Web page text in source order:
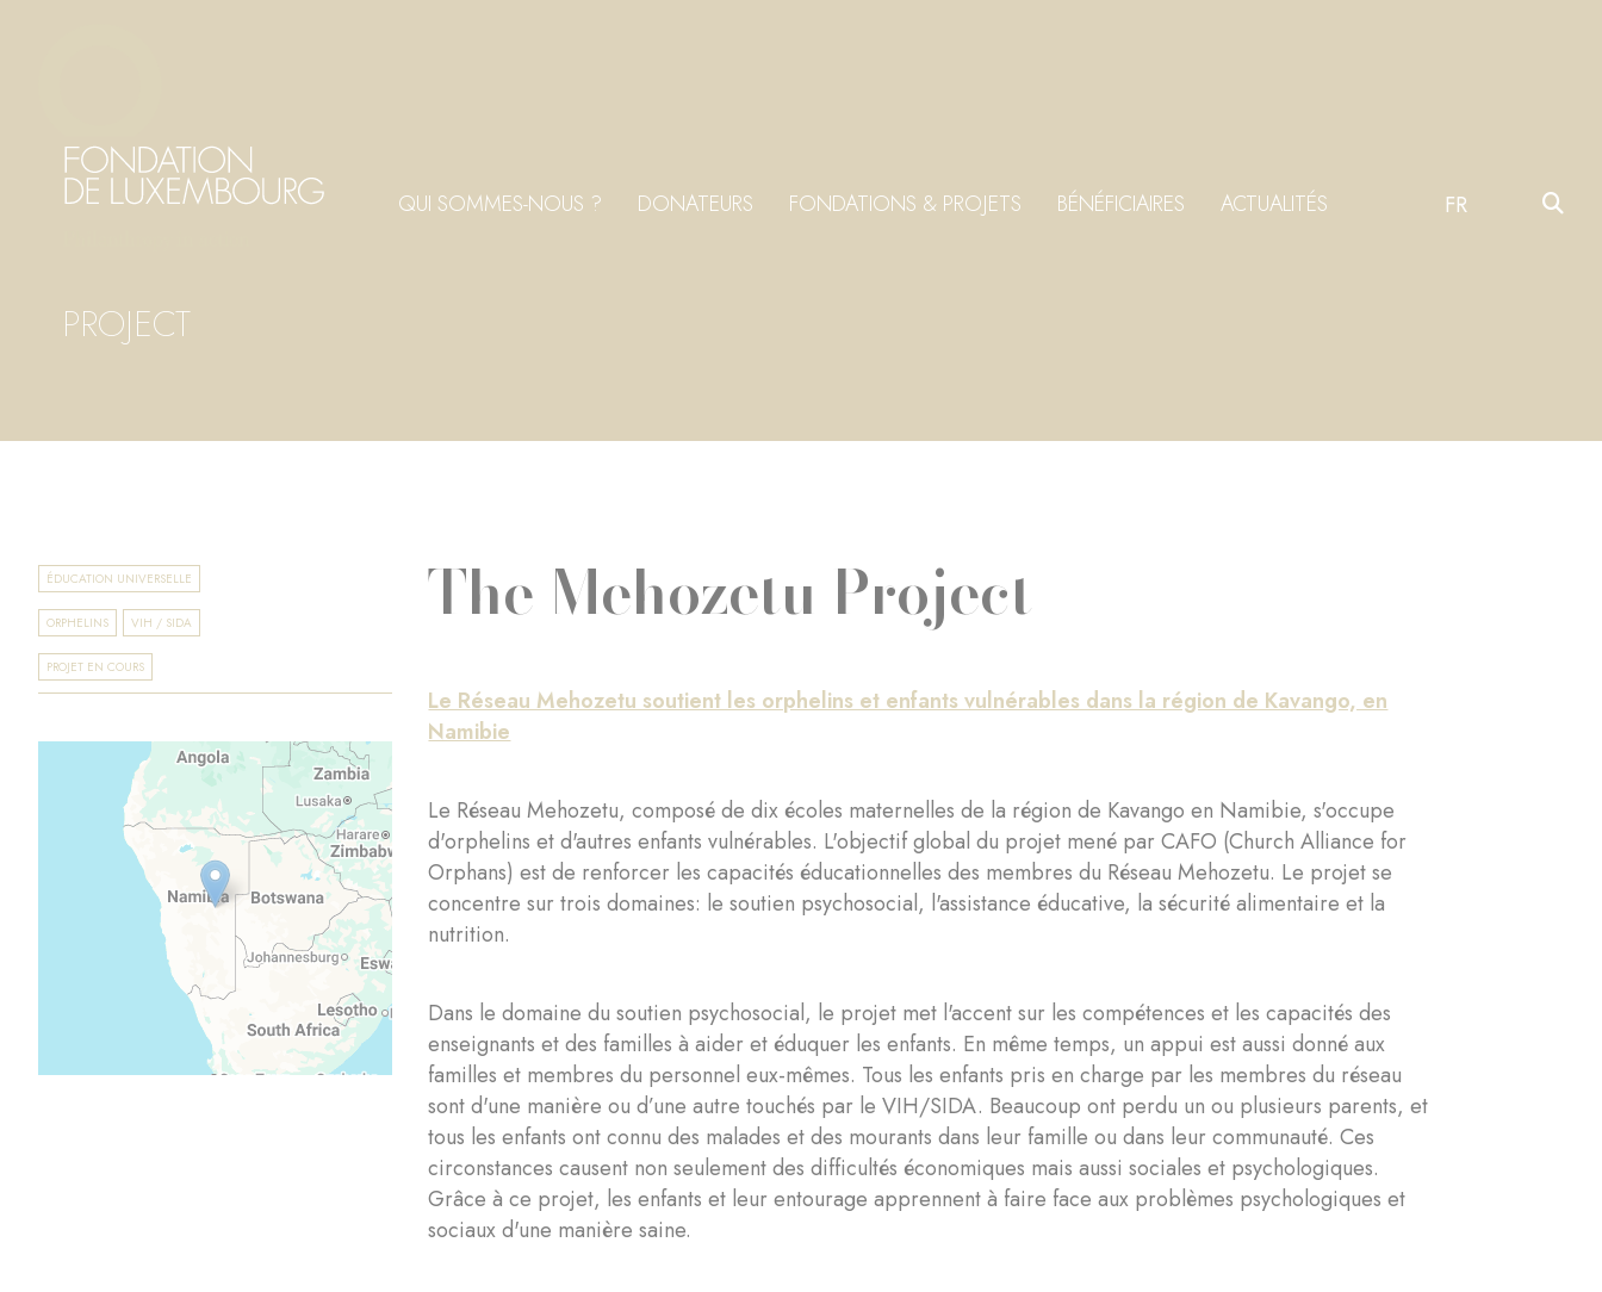
QUI SOMMES-NOUS ? DONATEURS FONDATIONS & PROJETS BÉNÉFICIAIRES ACTUALITÉS FR
PROJECT
ÉDUCATION UNIVERSELLE
ORPHELINS VIH / SIDA
PROJET EN COURS
The Mehozetu Project
Le Réseau Mehozetu soutient les orphelins et enfants vulnérables dans la région de Kavango, en
Namibie
Le Réseau Mehozetu, composé de dix écoles maternelles de la région de Kavango en Namibie, s'occupe
d'orphelins et d'autres enfants vulnérables. L'objectif global du projet mené par CAFO (Church Alliance for
Orphans) est de renforcer les capacités éducationnelles des membres du Réseau Mehozetu. Le projet se
concentre sur trois domaines: le soutien psychosocial, l'assistance éducative, la sécurité alimentaire et la
nutrition.
Dans le domaine du soutien psychosocial, le projet met l'accent sur les compétences et les capacités des
enseignants et des familles à aider et éduquer les enfants. En même temps, un appui est aussi donné aux
familles et membres du personnel eux-mêmes. Tous les enfants pris en charge par les membres du réseau
sont d'une manière ou d’une autre touchés par le VIH/SIDA. Beaucoup ont perdu un ou plusieurs parents, et
tous les enfants ont connu des malades et des mourants dans leur famille ou dans leur communauté. Ces
circonstances causent non seulement des difficultés économiques mais aussi sociales et psychologiques.
Grâce à ce projet, les enfants et leur entourage apprennent à faire face aux problèmes psychologiques et
sociaux d'une manière saine.